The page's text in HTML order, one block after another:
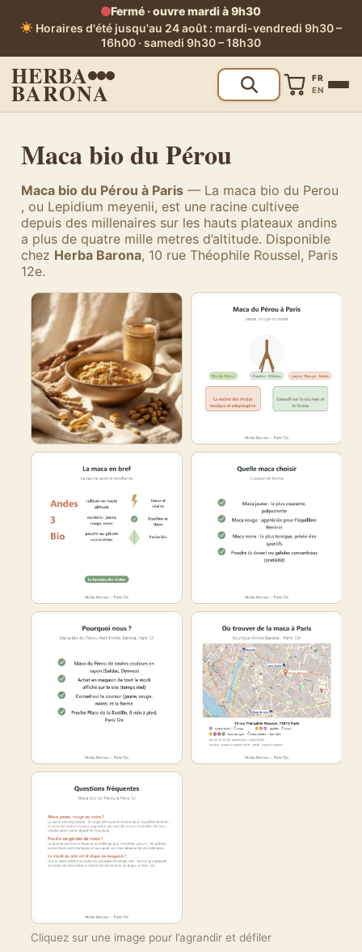
Fermé · ouvre mardi à 9h30
Horaires d'été jusqu'au 24 août : mardi-vendredi 9h30 –
16h00 · samedi 9h30 – 18h30
HERBA
BARONA
FR
EN
Maca bio du Pérou
Maca bio du Pérou à Paris — La maca bio du Perou
, ou Lepidium meyenii, est une racine cultivee
depuis des millenaires sur les hauts plateaux andins
a plus de quatre mille metres d’altitude. Disponible
chez Herba Barona, 10 rue Théophile Roussel, Paris
12e.
Cliquez sur une image pour l’agrandir et défiler